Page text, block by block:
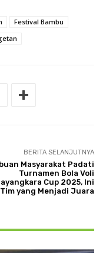
Festival Bambu
BERITA SELANJUTNYA
Masyarakat Padati
Turnamen Bola Voli
Cup 2025, Ini
Tim yang Menjadi Juara